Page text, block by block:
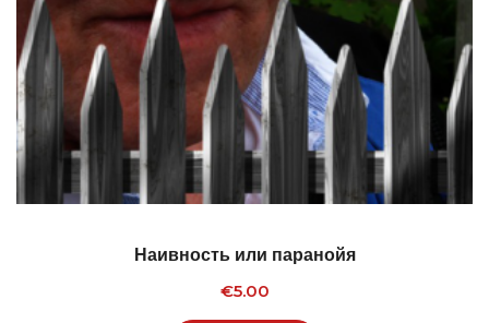
Наивность или паранойя
€5.00